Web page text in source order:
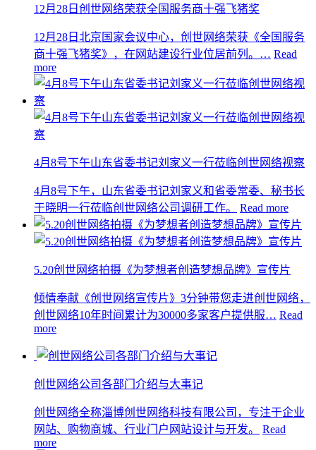
12月28日创世网络荣获全国服务商十强飞猪奖
12月28日北京国家会议中心，创世网络荣获《全国服务
商十强飞猪奖》，在网站建设行业位居前列。… Read
more
4月8号下午山东省委书记刘家义一行莅临创世网络视察
4月8号下午，山东省委书记刘家义和省委常委、秘书长
于晓明一行莅临创世网络公司调研工作。
Read more
5.20创世网络拍摄《为梦想者创造梦想品牌》宣传片
倾情奉献《创世网络宣传片》3分钟带您走进创世网络，
创世网络10年时间累计为30000多家客户提供服… Read
more
创世网络公司各部门介绍与大事记
创世网络全称淄博创世网络科技有限公司，专注于企业
网站、购物商城、行业门户网站设计与开发。
Read
more